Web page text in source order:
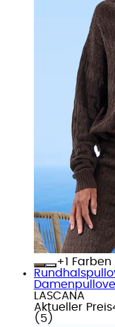
+
Farben
LASCANA
Aktueller Preis
( 5 )